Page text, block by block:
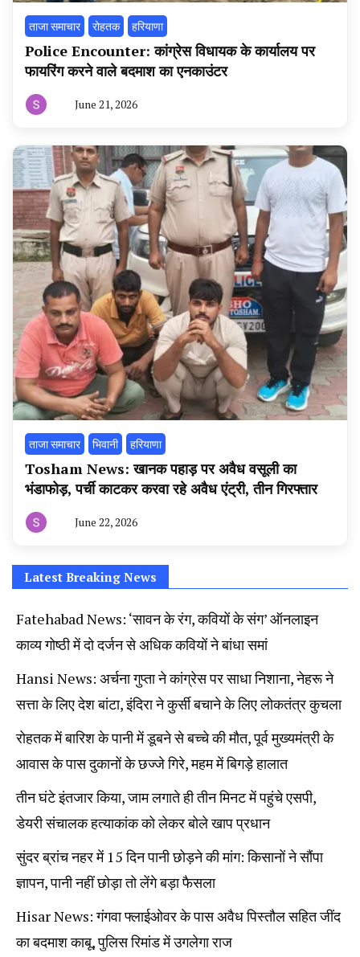
ताजा समाचार रोहतक हरियाणा
Police Encounter: कांग्रेस विधायक के कार्यालय पर
फायरिंग करने वाले बदमाश का एनकाउंटर
टूडे
June 21, 2026
ताजा समाचार भिवानी हरियाणा
Tosham News: खानक पहाड़ पर अवैध वसूली का
भंडाफोड़, पर्ची काटकर करवा रहे अवैध एंट्री, तीन गिरफ्तार
टूडे
June 22, 2026
Latest Breaking News
Fatehabad News: ‘सावन के रंग, कवियों के संग’ ऑनलाइन
काव्य गोष्ठी में दो दर्जन से अधिक कवियों ने बांधा समां
Hansi News: अर्चना गुप्ता ने कांग्रेस पर साधा निशाना, नेहरू ने
सत्ता के लिए देश बांटा, इंदिरा ने कुर्सी बचाने के लिए लोकतंत्र कुचला
रोहतक में बारिश के पानी में डूबने से बच्चे की मौत, पूर्व मुख्यमंत्री के
आवास के पास दुकानों के छज्जे गिरे, महम में बिगड़े हालात
तीन घंटे इंतजार किया, जाम लगाते ही तीन मिनट में पहुंचे एसपी,
डेयरी संचालक हत्याकांक को लेकर बोले खाप प्रधान
सुंदर ब्रांच नहर में 15 दिन पानी छोड़ने की मांग: किसानों ने सौंपा
ज्ञापन, पानी नहीं छोड़ा तो लेंगे बड़ा फैसला
Hisar News: गंगवा फ्लाईओवर के पास अवैध पिस्तौल सहित जींद
का बदमाश काबू, पुलिस रिमांड में उगलेगा राज